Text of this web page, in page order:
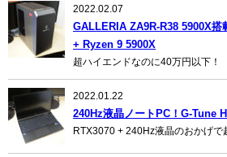
2022.02.07
GALLERIA ZA9R-R38 5900X搭
+ Ryzen 9 5900X
超ハイエンドなのに40万円以下！
2022.01.22
240Hz液晶ノートPC！G-Tune
RTX3070 + 240Hz液晶のおかげで